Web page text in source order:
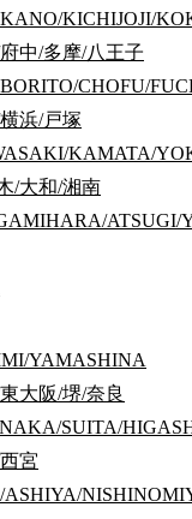
KICHIJOJI/
中/多摩/八王子
CHOFU/
浜/戸塚
KAMATA/
/大和/湘南
ATSUGI/
YAMASHINA
大阪/堺/奈良
SUITA/
宮
약 5분 도에이 오